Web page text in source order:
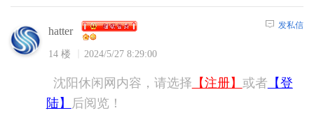
hatter
14 楼 2024/5/27 8:29:00
发私信
沈阳休闲网内容，请选择 【注册】 或者 【登
陆】
后阅览！